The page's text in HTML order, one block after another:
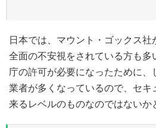
日本では、マウント・ゴックス
全面の不安視をされている方も多
庁の許可が必要になったために、
業者が多くなっているので、セキ
来るレベルのものなのではないか